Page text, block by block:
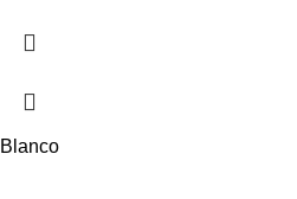
Blanco